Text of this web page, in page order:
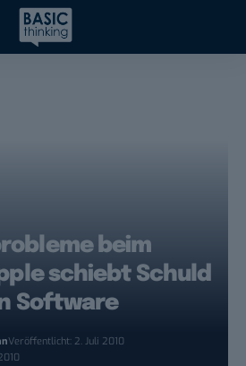
beim
schiebt Schuld
Software
Veröffentlicht: 2. Juli 2010